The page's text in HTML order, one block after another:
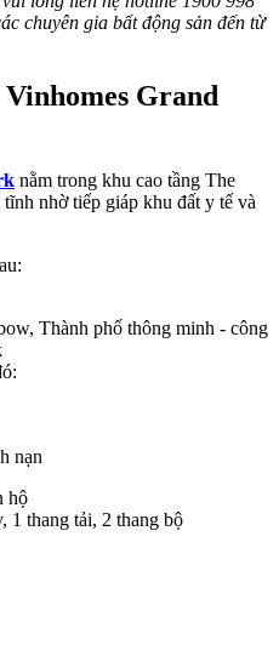
chuyên gia bất động sản đến từ
Vinhomes Grand
nằm trong khu cao tầng The
nhờ tiếp giáp khu đất y tế và
Thành phố thông minh - công
nạn
hộ
1 thang tải, 2 thang bộ